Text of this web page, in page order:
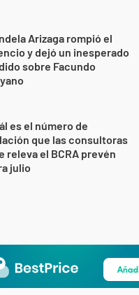
Arizaga rompió el
y dejó un inesperado
sobre Facundo
es el número de
que las consultoras
releva el BCRA prevén
julio